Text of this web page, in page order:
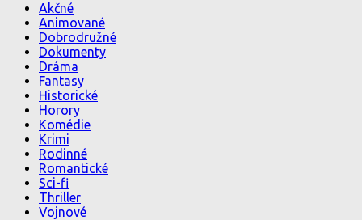
Akčné
Animované
Dobrodružné
Dokumenty
Dráma
Fantasy
Historické
Horory
Komédie
Krimi
Rodinné
Romantické
Sci-fi
Thriller
Vojnové